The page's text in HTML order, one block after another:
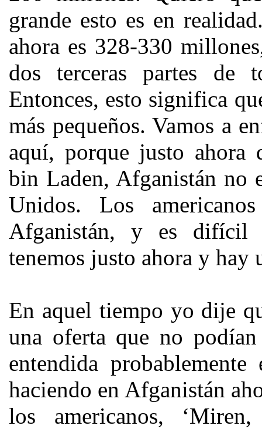
grande esto es en
ahora es 328-330
dos terceras partes de
Entonces, esto significa
más pequeños. Vamos a
aquí, porque justo ahora
bin Laden, Afganistán no
Unidos. Los
Afganistán, y es difícil
tenemos justo ahora y hay
En aquel tiempo yo dije
una oferta que no
entendida
haciendo en Afganistán
los americanos,